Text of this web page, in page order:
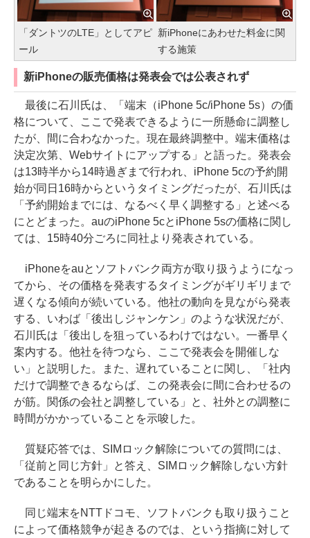
「ダントツのLTE」としてアピ
ール
新iPhoneにあわせた料金に関
する施策
新iPhoneの販売価格は発表会では公表されず
最後に石川氏は、「端末（iPhone 5c/iPhone 5s）の価
格について、ここで発表できるように一所懸命に調整し
たが、間に合わなかった。現在最終調整中。端末価格は
決定次第、Webサイトにアップする」と語った。発表会
は13時半から14時過ぎまで行われ、iPhone 5cの予約開
始が同日16時からというタイミングだったが、石川氏は
「予約開始までには、なるべく早く調整する」と述べる
にとどまった。auのiPhone 5cとiPhone 5sの価格に関し
ては、15時40分ごろに同社より発表されている。
iPhoneをauとソフトバンク両方が取り扱うようになっ
てから、その価格を発表するタイミングがギリギリまで
遅くなる傾向が続いている。他社の動向を見ながら発表
する、いわば「後出しジャンケン」のような状況だが、
石川氏は「後出しを狙っているわけではない。一番早く
案内する。他社を待つなら、ここで発表会を開催しな
い」と説明した。また、遅れていることに関し、「社内
だけで調整できるならば、この発表会に間に合わせるの
が筋。関係の会社と調整している」と、社外との調整に
時間がかかっていることを示唆した。
質疑応答では、SIMロック解除についての質問には、
「従前と同じ方針」と答え、SIMロック解除しない方針
であることを明らかにした。
同じ端末をNTTドコモ、ソフトバンクも取り扱うこと
によって価格競争が起きるのでは、という指摘に対して